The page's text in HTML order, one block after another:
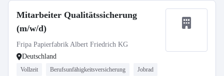
Mitarbeiter Qualitätssicherung
(m/w/d)
Fripa Papierfabrik Albert Friedrich KG
Deutschland
Vollzeit Berufsunfähigkeitsversicherung Jobrad